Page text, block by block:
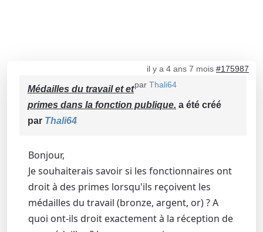
il y a 4 ans 7 mois #175987
par Thali64
Médailles du travail et et
primes dans la fonction publique. a été créé
par Thali64
Bonjour,
Je souhaiterais savoir si les fonctionnaires ont
droit à des primes lorsqu'ils reçoivent les
médailles du travail (bronze, argent, or) ? A
quoi ont-ils droit exactement à la réception de